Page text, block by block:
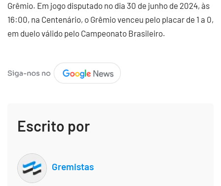
Grêmio. Em jogo disputado no dia 30 de junho de 2024, às
16:00, na Centenário, o Grêmio venceu pelo placar de 1 a 0,
em duelo válido pelo Campeonato Brasileiro.
Escrito por
Gremistas